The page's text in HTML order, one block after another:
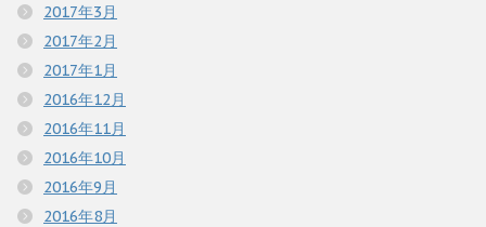
2017年3月
2017年2月
2017年1月
2016年12月
2016年11月
2016年10月
2016年9月
2016年8月